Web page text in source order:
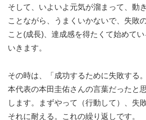
そして、いよいよ元気が溜まって、動
ことながら、うまくいかないで、失敗
こと(成長)、達成感を得たくて始めて
いきます。
その時は、「成功するために失敗する
本代表の本田圭佑さんの言葉だったと
します。まずやって（行動して）、失
それに耐える。これの繰り返しです。